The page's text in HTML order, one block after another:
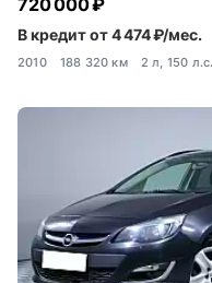
720 000 ₽
В кредит от 4 474 ₽/мес.
2010 188 320 км 2 л, 150 л.с.